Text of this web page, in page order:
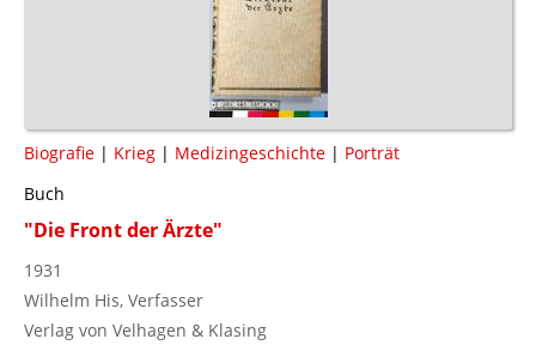
Biografie | Krieg | Medizingeschichte | Porträt
Buch
"Die Front der Ärzte"
1931
Wilhelm His, Verfasser
Verlag von Velhagen & Klasing